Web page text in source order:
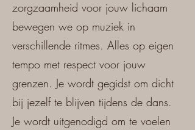
zorgzaamheid voor jouw lichaam
bewegen we op muziek in
verschillende ritmes. Alles op eigen
tempo met respect voor jouw
grenzen. Je wordt gegidst om dicht
bij jezelf te blijven tijdens de dans.
Je wordt uitgenodigd om te voelen